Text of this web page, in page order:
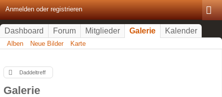
Anmelden oder registrieren
Dashboard Forum Mitglieder Galerie Kalender
Alben Neue Bilder Karte
Daddeltreff
Galerie